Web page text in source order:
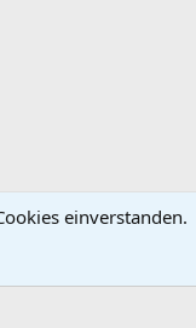
Datenschutz Hilfe
einverstanden.